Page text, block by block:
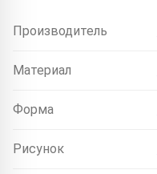
Производитель
Материал
Форма
Рисунок